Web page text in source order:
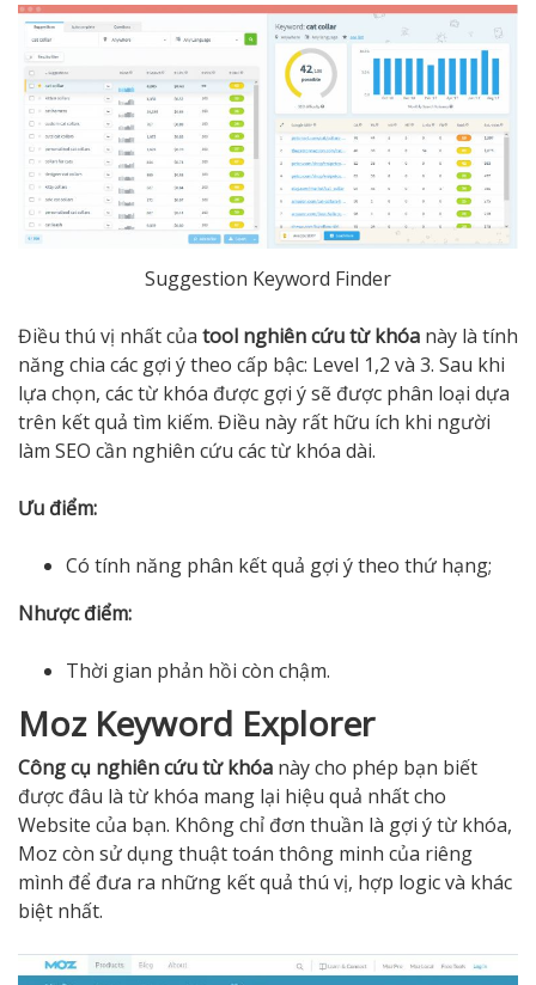
Suggestion Keyword Finder
Điều thú vị nhất của tool nghiên cứu từ khóa này là tính
năng chia các gợi ý theo cấp bậc: Level 1,2 và 3. Sau khi
lựa chọn, các từ khóa được gợi ý sẽ được phân loại dựa
trên kết quả tìm kiếm. Điều này rất hữu ích khi người
làm SEO cần nghiên cứu các từ khóa dài.
Ưu điểm:
Có tính năng phân kết quả gợi ý theo thứ hạng;
Nhược điểm:
Thời gian phản hồi còn chậm.
Moz Keyword Explorer
Công cụ nghiên cứu từ khóa này cho phép bạn biết
được đâu là từ khóa mang lại hiệu quả nhất cho
Website của bạn. Không chỉ đơn thuần là gợi ý từ khóa,
Moz còn sử dụng thuật toán thông minh của riêng
mình để đưa ra những kết quả thú vị, hợp logic và khác
biệt nhất.